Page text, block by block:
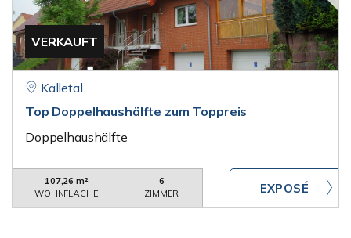
VERKAUFT
Kalletal
Top Doppelhaushälfte zum Toppreis
Doppelhaushälfte
107,26 m²
WOHNFLÄCHE
6
ZIMMER